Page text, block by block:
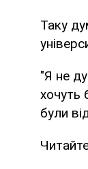
Таку
"Я не
хочуть
були